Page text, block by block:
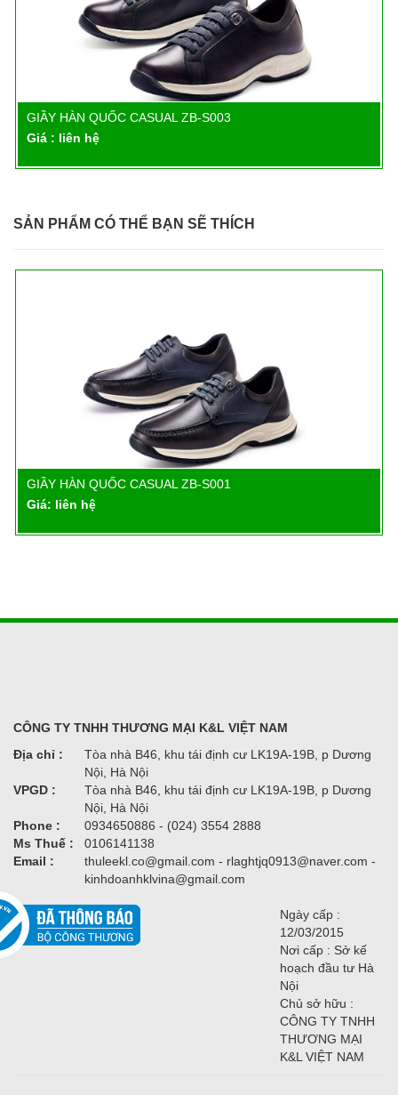
Chi tiết
GIẦY HÀN QUỐC CASUAL ZB-S003
Giá : liên hệ
SẢN PHẨM CÓ THỂ BẠN SẼ THÍCH
Chi tiết
GIẦY HÀN QUỐC CASUAL ZB-S001
Giá: liên hệ
CÔNG TY TNHH THƯƠNG MẠI K&L VIỆT NAM
Địa chỉ :
Tòa nhà B46, khu tái định cư LK19A-19B, p Dương
Nội, Hà Nội
VPGD :
Tòa nhà B46, khu tái định cư LK19A-19B, p Dương
Nội, Hà Nội
Phone :
0934650886 - (024) 3554 2888
Ms Thuế :
0106141138
Email :
thuleekl.co@gmail.com - rlaghtjq0913@naver.com -
kinhdoanhklvina@gmail.com
Ngày cấp :
12/03/2015
Nơi cấp : Sở kế
hoạch đầu tư Hà
Nội
Chủ sở hữu :
CÔNG TY TNHH
THƯƠNG MẠI
K&L VIỆT NAM